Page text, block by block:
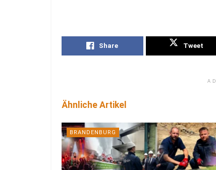
Share Tweet
Ähnliche Artikel
BRANDENBURG